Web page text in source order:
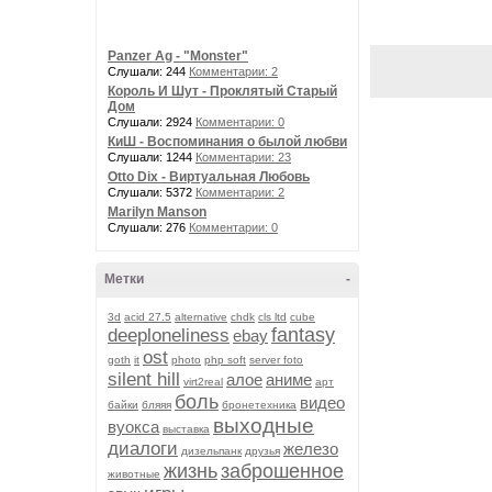
Panzer Ag - "Monster"
Слушали: 244 Комментарии: 2
Король И Шут - Проклятый Старый
Дом
Слушали: 2924 Комментарии: 0
КиШ - Воспоминания о былой любви
Слушали: 1244 Комментарии: 23
Otto Dix - Виртуальная Любовь
Слушали: 5372 Комментарии: 2
Marilyn Manson
Слушали: 276 Комментарии: 0
-
Метки
3d acid 27.5 alternative chdk cls ltd cube
deeploneliness ebayfantasy
goth it ost photo php soft server foto
silent hill virt2real алоеаниме арт
байки бляяя боль бронетехника видео
вуокса выставка выходные
диалоги дизельпанк друзья железо
животные жизньзаброшенное